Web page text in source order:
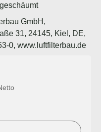
GmbH,
31, 24145, Kiel, DE,
0, www.luftfilterbau.de